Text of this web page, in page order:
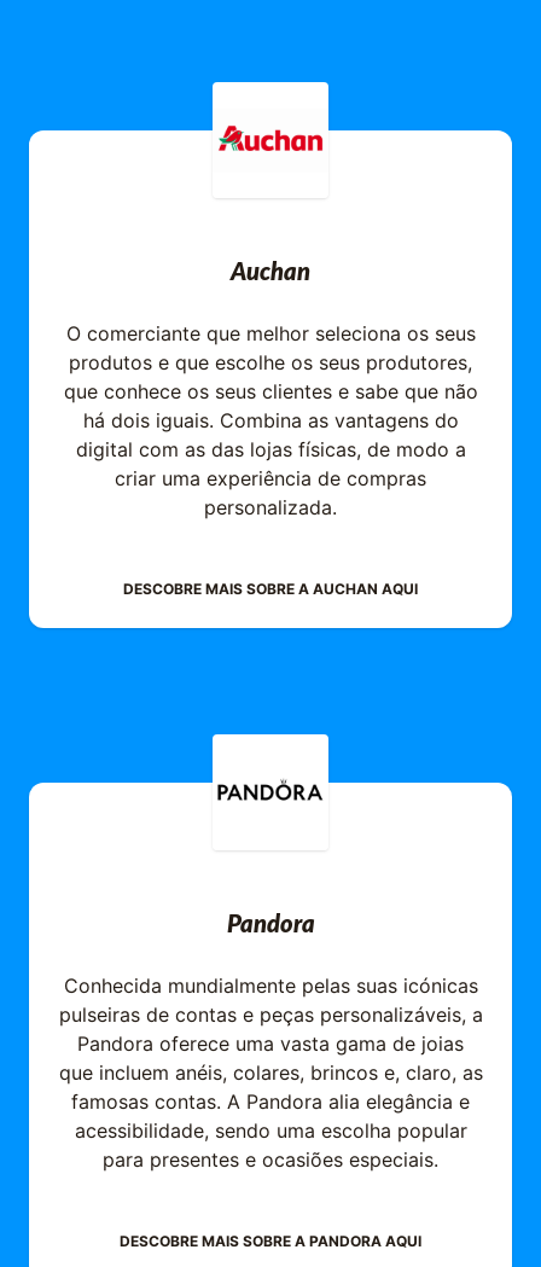
Auchan
O comerciante que melhor seleciona os seus
produtos e que escolhe os seus produtores,
que conhece os seus clientes e sabe que não
há dois iguais. Combina as vantagens do
digital com as das lojas físicas, de modo a
criar uma experiência de compras
personalizada.
DESCOBRE MAIS SOBRE A AUCHAN AQUI
Pandora
Conhecida mundialmente pelas suas icónicas
pulseiras de contas e peças personalizáveis, a
Pandora oferece uma vasta gama de joias
que incluem anéis, colares, brincos e, claro, as
famosas contas. A Pandora alia elegância e
acessibilidade, sendo uma escolha popular
para presentes e ocasiões especiais.
DESCOBRE MAIS SOBRE A PANDORA AQUI